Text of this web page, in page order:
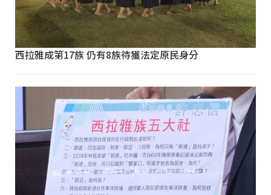
西拉雅成第17族 仍有8族待獲法定原民身分